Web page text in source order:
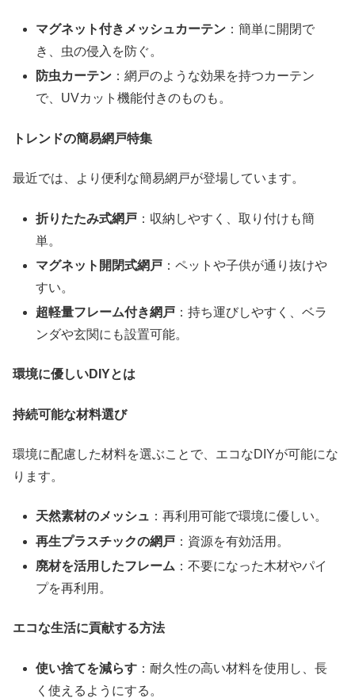
マグネット付きメッシュカーテン ：簡単に開閉で
き、虫の侵入を防ぐ。
防虫カーテン ：網戸のような効果を持つカーテン
で、UVカット機能付きのものも。
トレンドの簡易網戸特集
最近では、より便利な簡易網戸が登場しています。
折りたたみ式網戸 ：収納しやすく、取り付けも簡
単。
マグネット開閉式網戸 ：ペットや子供が通り抜けや
すい。
超軽量フレーム付き網戸 ：持ち運びしやすく、ベラ
ンダや玄関にも設置可能。
環境に優しいDIYとは
持続可能な材料選び
環境に配慮した材料を選ぶことで、エコなDIYが可能にな
ります。
天然素材のメッシュ ：再利用可能で環境に優しい。
再生プラスチックの網戸 ：資源を有効活用。
廃材を活用したフレーム ：不要になった木材やパイ
プを再利用。
エコな生活に貢献する方法
使い捨てを減らす ：耐久性の高い材料を使用し、長
く使えるようにする。